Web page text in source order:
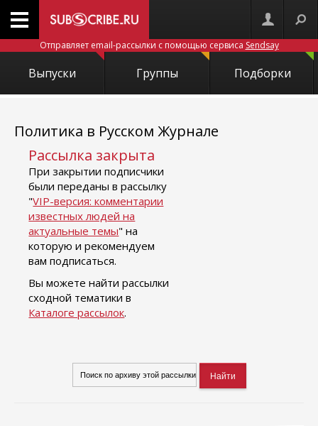
Отправляет email-рассылки с помощью сервиса Sendsay
Выпуски Группы Подборки
Политика в Русском Журнале
Рассылка закрыта
При закрытии подписчики
были переданы в рассылку
"VIP-версия: комментарии
известных людей на
актуальные темы" на
которую и рекомендуем
вам подписаться.
Вы можете найти рассылки
сходной тематики в
Каталоге рассылок.